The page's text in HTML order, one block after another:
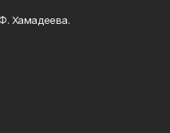
Хамадеева.